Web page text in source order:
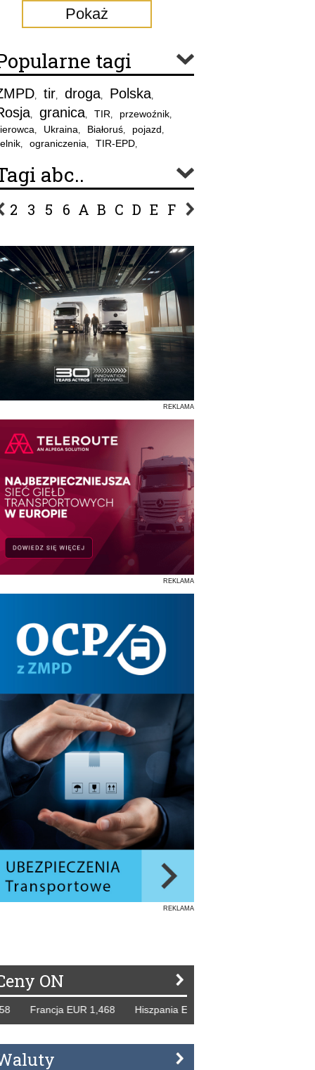
Pokaż
tagi
, tir, droga, Polska,
, granica, TIR, przewoźnik,
, Ukraina, Białoruś, pojazd,
, ograniczenia, TIR-EPD,
abc..
2 3 5 6 A B C D E F G
REKLAMA
REKLAMA
REKLAMA
ON
EUR 1,468 Hiszpania EUR 1,229 WB GBP 1,318